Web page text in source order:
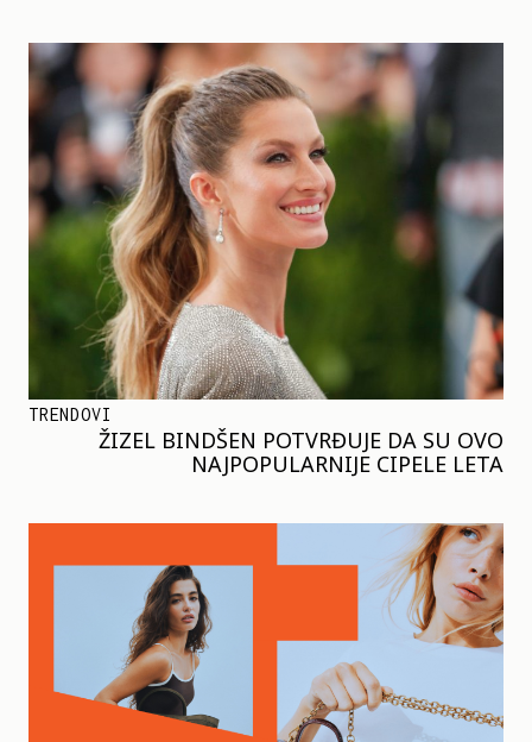
TRENDOVI
ŽIZEL BINDŠEN POTVRĐUJE DA SU OVO
NAJPOPULARNIJE CIPELE LETA